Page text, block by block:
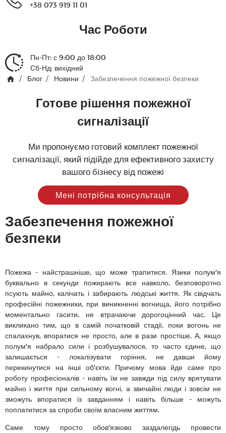
+38 073 919 11 01
Час Роботи
Пн-Пт: с 9:00 до 18:00
Сб-Нд: вихідний
Блог
Новини Забезпечення пожежної безпеки
Готове рішення пожежної
сигналізації
Ми пропонуємо готовий комплект пожежної
сигналізації, який підійде для ефективного захисту
вашого бізнесу від пожежі
Мені потрібна консультація
Забезпечення пожежної
безпеки
Пожежа - найстрашніше, що може трапитися. Язики полум'я
буквально в секунди пожирають все навколо, безповоротно
псують майно, калічать і забирають людські життя. Як свідчать
професійні пожежники, при виникненні вогнища, його потрібно
моментально гасити, не втрачаючи дорогоцінний час. Це
викликано тим, що в самій початковій стадії, поки вогонь не
спалахнув, впоратися не просто, але в рази простіше. А, якщо
полум'я набрало сили і розбушувалося, то часто єдине, що
залишається - локалізувати горіння, не давши йому
перекинутися на інші об'єкти. Причому мова йде саме про
роботу професіоналів - навіть їм не завжди під силу врятувати
майно і життя при сильному вогні, а звичайні люди і зовсім не
зможуть впоратися із завданням і навіть більше - можуть
поплатитися за спроби своїм власним життям.
Саме тому просто обов'язково заздалегідь провести